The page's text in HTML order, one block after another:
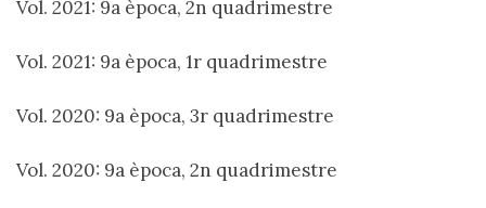
Vol. 2021: 9a època, 2n quadrimestre
Vol. 2021: 9a època, 1r quadrimestre
Vol. 2020: 9a època, 3r quadrimestre
Vol. 2020: 9a època, 2n quadrimestre